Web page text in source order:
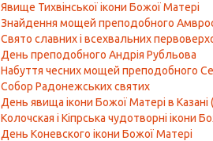
Явище Тихвінської ікони Божої Матері
Знайдення мощей преподобного
Свято славних і всехвальних
День преподобного Андрія Рубльова
Набуття чесних мощей преподобного
Собор Радонежських святих
День явища ікони Божої Матері в Казані
Колочская і Кіпрська чудотворні ікони
День Коневского ікони Божої Матері